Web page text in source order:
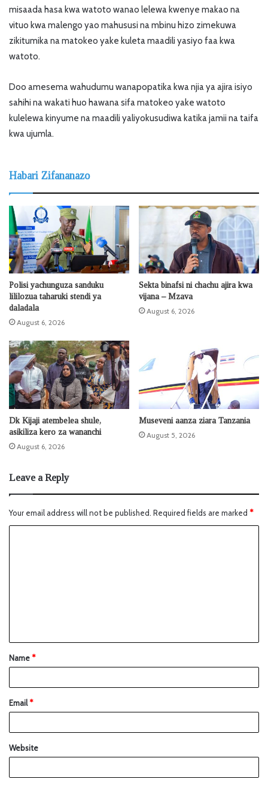
misaada hasa kwa watoto wanao lelewa kwenye makao na
vituo kwa malengo yao mahususi na mbinu hizo zimekuwa
zikitumika na matokeo yake kuleta maadili yasiyo faa kwa
watoto.
Doo amesema wahudumu wanapopatika kwa njia ya ajira isiyo
sahihi na wakati huo hawana sifa matokeo yake watoto
kulelewa kinyume na maadili yaliyokusudiwa katika jamii na taifa
kwa ujumla.
Habari Zifananazo
Polisi yachunguza sanduku
lililozua taharuki stendi ya
daladala
August 6, 2026
Sekta binafsi ni chachu ajira kwa
vijana – Mzava
August 6, 2026
Dk Kijaji atembelea shule,
asikiliza kero za wananchi
August 6, 2026
Museveni aanza ziara Tanzania
August 5, 2026
Leave a Reply
Your email address will not be published. Required fields are marked *
Name*
Email*
Website